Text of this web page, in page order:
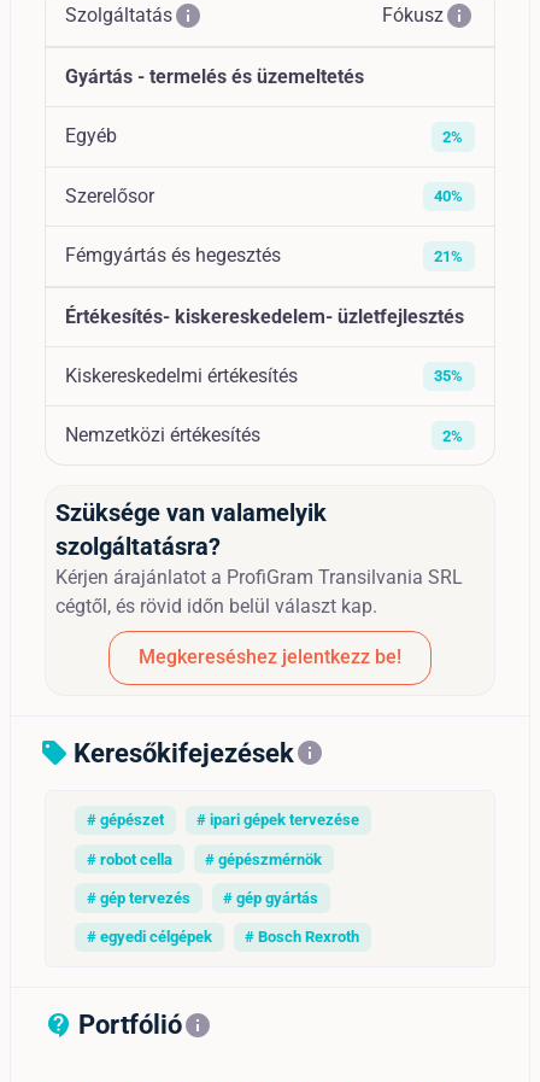
Szolgáltatásinfo Fókuszinfo
Gyártás - termelés és üzemeltetés
Egyéb 2%
Szerelősor 40%
Fémgyártás és hegesztés 21%
Értékesítés- kiskereskedelem- üzletfejlesztés
Kiskereskedelmi értékesítés 35%
Nemzetközi értékesítés 2%
Szüksége van valamelyik
szolgáltatásra?
Kérjen árajánlatot a ProfiGram Transilvania SRL
cégtől, és rövid időn belül választ kap.
Megkereséshez jelentkezz be!
sell Keresőkifejezésekinfo
# gépészet # ipari gépek tervezése
# robot cella # gépészmérnök
# gép tervezés # gép gyártás
# egyedi célgépek # Bosch Rexroth
contact_support_outline
Portfólióinfo